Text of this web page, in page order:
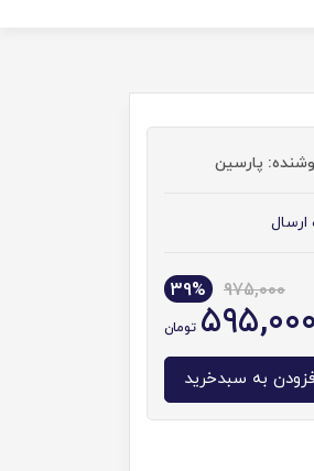
پارسین
ارسال
975,000
39%
595,000 تومان